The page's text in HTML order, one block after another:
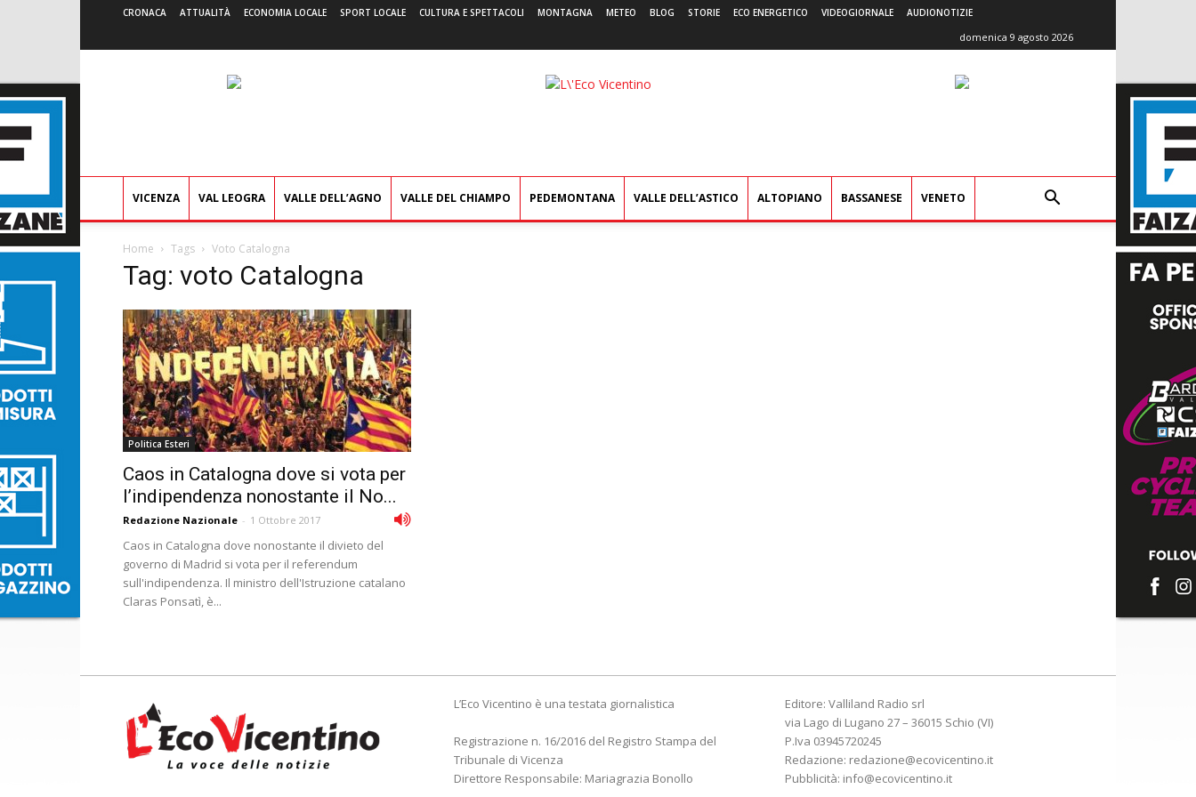
CRONACA ATTUALITÀ ECONOMIA LOCALE SPORT LOCALE CULTURA E SPETTACOLI MONTAGNA METEO BLOG STORIE ECO ENERGETICO VIDEOGIORNALE AUDIONOTIZIE
domenica 9 agosto 2026
L'Eco
VICENZA VAL LEOGRA VALLE DELL’AGNO VALLE DEL CHIAMPO PEDEMONTANA VALLE DELL’ASTICO ALTOPIANO BASSANESE VENETO
Home Tags Voto Catalogna
Tag: voto Catalogna
Politica Esteri
Caos in Catalogna dove si vota per
l’indipendenza nonostante il No...
Redazione Nazionale - 1 Ottobre 2017
Caos in Catalogna dove nonostante il divieto del
governo di Madrid si vota per il referendum
sull'indipendenza. Il ministro dell'Istruzione catalano
Claras Ponsatì, è...
L’Eco Vicentino è una testata giornalistica
Registrazione n. 16/2016 del Registro Stampa del
Tribunale di Vicenza
Direttore Responsabile: Mariagrazia Bonollo
Editore: Valliland Radio srl
via Lago di Lugano 27 – 36015 Schio (VI)
P.Iva 03945720245
Redazione: redazione@ecovicentino.it
Pubblicità: info@ecovicentino.it